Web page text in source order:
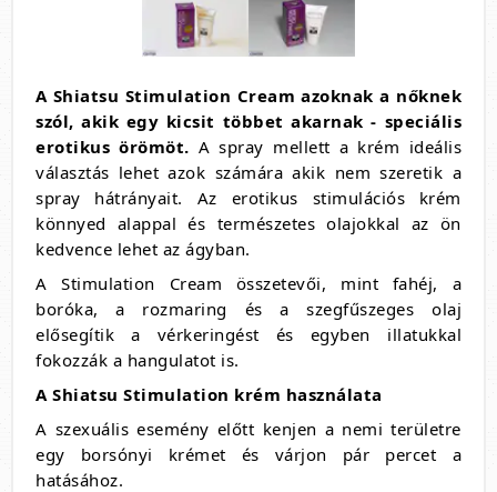
A Shiatsu Stimulation Cream azoknak a nőknek
szól, akik egy kicsit többet akarnak - speciális
erotikus örömöt. A spray mellett a krém ideális
választás lehet azok számára akik nem szeretik a
spray hátrányait. Az erotikus stimulációs krém
könnyed alappal és természetes olajokkal az ön
kedvence lehet az ágyban.
A Stimulation Cream összetevői, mint fahéj, a
boróka, a rozmaring és a szegfűszeges olaj
elősegítik a vérkeringést és egyben illatukkal
fokozzák a hangulatot is.
A Shiatsu Stimulation krém használata
A szexuális esemény előtt kenjen a nemi területre
egy borsónyi krémet és várjon pár percet a
hatásához.